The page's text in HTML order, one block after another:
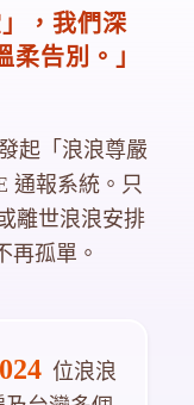
，我們深
告別。」
起「浪浪尊嚴
通報系統。只
離世浪浪安排
再孤單。
位浪浪